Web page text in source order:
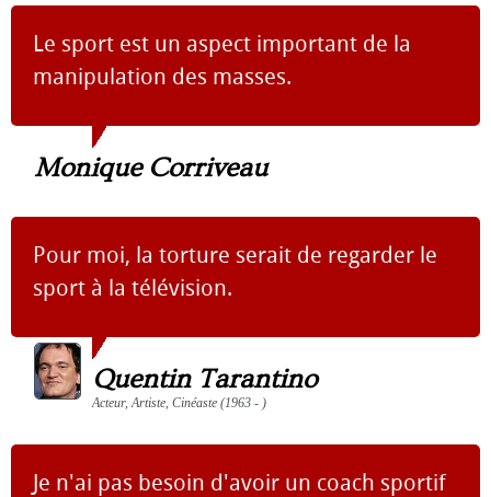
Le sport est un aspect important de la
manipulation des masses.
Monique Corriveau
Pour moi, la torture serait de regarder le
sport à la télévision.
Quentin Tarantino
Acteur, Artiste, Cinéaste (1963 - )
Je n'ai pas besoin d'avoir un coach sportif